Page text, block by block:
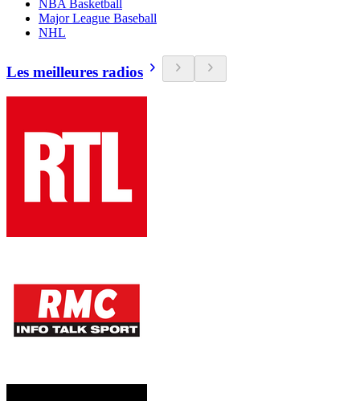
NBA Basketball
Major League Baseball
NHL
Les meilleures radios